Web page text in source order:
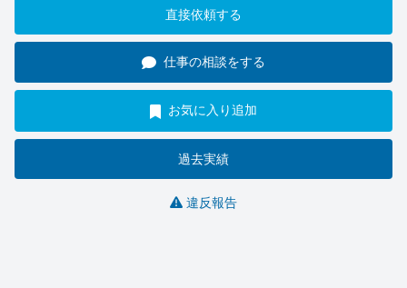
直接依頼する
仕事の相談をする
お気に入り追加
過去実績
違反報告